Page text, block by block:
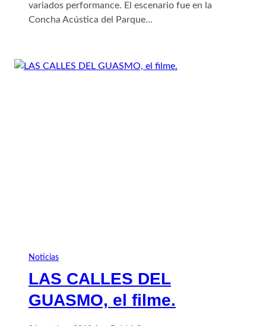
variados performance. El escenario fue en la
Concha Acústica del Parque…
Noticias
LAS CALLES DEL
GUASMO, el filme.